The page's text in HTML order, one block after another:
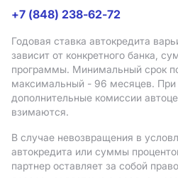
+7 (848) 238-62-72
Годовая ставка автокредита
зависит от конкретного банка,
программы. Минимальный срок
максимальный - 96 месяцев.
дополнительные комиссии
взимаются.
В случае невозвращения в
автокредита или суммы
партнер оставляет за собой